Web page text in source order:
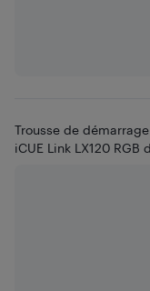
Trousse de
iCUE Link LX120 RGB